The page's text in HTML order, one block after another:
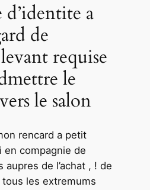
a
de
requise
le
le salon
rencard a petit
compagnie de
de l’achat , ! de
les extremums